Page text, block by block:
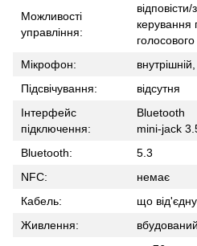
Можливості
управління:
керування
Мікрофон:
Підсвічування:
відсутня
Інтерфейс
підключення:
Bluetooth
mini-jack
Bluetooth:
5.3
NFC:
немає
Кабель:
що
Живлення: